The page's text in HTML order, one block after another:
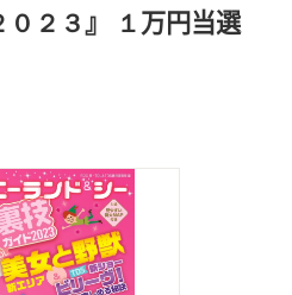
０２３』 １万円当選